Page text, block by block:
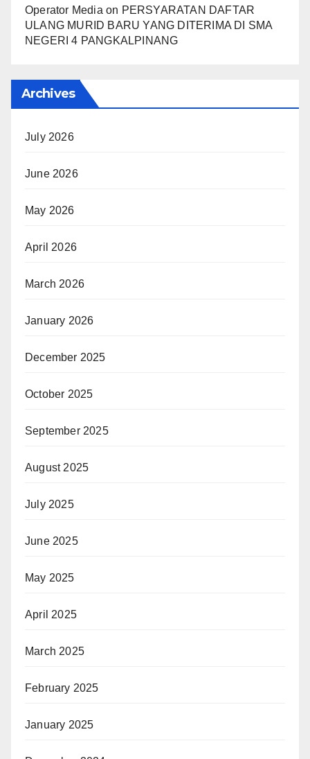
Operator Mediaon PERSYARATAN DAFTAR
ULANG MURID BARU YANG DITERIMA DI SMA
NEGERI 4 PANGKALPINANG
Archives
July 2026
June 2026
May 2026
April 2026
March 2026
January 2026
December 2025
October 2025
September 2025
August 2025
July 2025
June 2025
May 2025
April 2025
March 2025
February 2025
January 2025